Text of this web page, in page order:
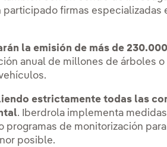
participado firmas especializadas
la emisión de más de
anual de millones de árboles o
estrictamente todas las
. Iberdrola implementa
programas de monitorización
posible.